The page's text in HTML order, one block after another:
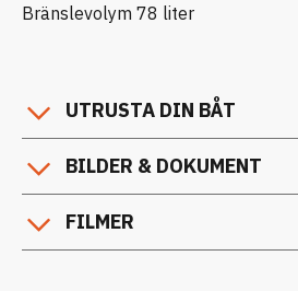
Bränslevolym 78 liter
UTRUSTA DIN BÅT
BILDER & DOKUMENT
FILMER